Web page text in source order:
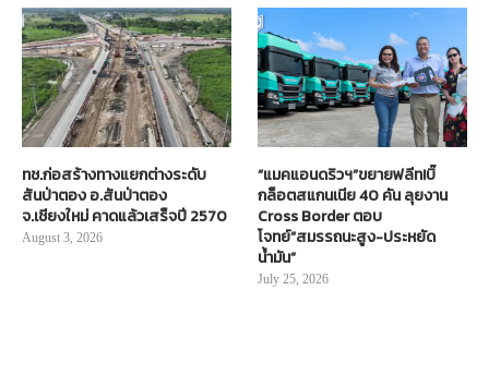
ทช.ก่อสร้างทางแยกต่างระดับ
สันป่าตอง อ.สันป่าตอง
จ.เชียงใหม่ คาดแล้วเสร็จปี 2570
August 3, 2026
“แมคแอนดริวฯ”ขยายฟลีท!บิ๊
กล็อตสแกนเนีย 40 คัน ลุยงาน
Cross Border ตอบ
โจทย์“สมรรถนะสูง-ประหยัด
น้ำมัน”
July 25, 2026